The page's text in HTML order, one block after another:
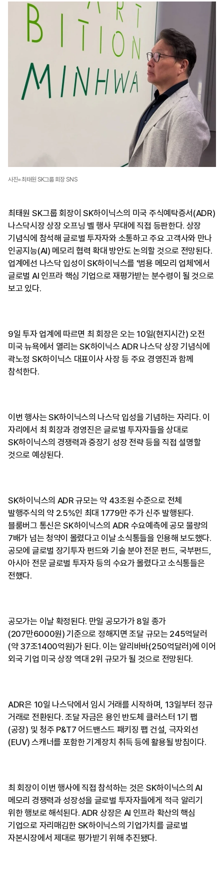
사진=최태원 SK그룹 회장 SNS
최태원 SK그룹 회장이 SK하이닉스의 미국 주식예탁증서(ADR)
나스닥시장 상장 오프닝 벨 행사 무대에 직접 등판한다. 상장
기념식에 참석해 글로벌 투자자와 소통하고 주요 고객사와 만나
인공지능(AI) 메모리 협력 확대 방안도 논의할 것으로 전망된다.
업계에선 나스닥 입성이 SK하이닉스를 '범용 메모리 업체'에서
글로벌 AI 인프라 핵심 기업으로 재평가받는 분수령이 될 것으로
보고 있다.
9일 투자 업계에 따르면 최 회장은 오는 10일(현지시간) 오전
미국 뉴욕에서 열리는 SK하이닉스 ADR 나스닥 상장 기념식에
곽노정 SK하이닉스 대표이사 사장 등 주요 경영진과 함께
참석한다.
이번 행사는 SK하이닉스의 나스닥 입성을 기념하는 자리다. 이
자리에서 최 회장과 경영진은 글로벌 투자자들을 상대로
SK하이닉스의 경쟁력과 중장기 성장 전략 등을 직접 설명할
것으로 예상된다.
SK하이닉스의 ADR 규모는 약 43조원 수준으로 전체
발행주식의 약 2.5%인 최대 1779만 주가 신주 발행된다.
블룸버그 통신은 SK하이닉스의 ADR 수요예측에 공모 물량의
7배가 넘는 청약이 몰렸다고 이날 소식통들을 인용해 보도했다.
공모에 글로벌 장기투자 펀드와 기술 분야 전문 펀드, 국부펀드,
아시아 전문 글로벌 투자자 등의 수요가 몰렸다고 소식통들은
전했다.
공모가는 이날 확정된다. 만일 공모가가 8일 종가
(207만6000원) 기준으로 정해지면 조달 규모는 245억달러
(약 37조1400억원)가 된다. 이는 알리바바(250억달러)에 이어
외국 기업 미국 상장 역대 2위 규모가 될 것으로 전망된다.
ADR은 10일 나스닥에서 임시 거래를 시작하며, 13일부터 정규
거래로 전환된다. 조달 자금은 용인 반도체 클러스터 1기 팹
(공장) 및 청주 P&T7 어드밴스드 패키징 팹 건설, 극자외선
(EUV) 스캐너를 포함한 기계장치 취득 등에 활용될 방침이다.
최 회장이 이번 행사에 직접 참석하는 것은 SK하이닉스의 AI
메모리 경쟁력과 성장성을 글로벌 투자자들에게 적극 알리기
위한 행보로 해석된다. ADR 상장은 AI 인프라 확산의 핵심
기업으로 자리매김한 SK하이닉스의 기업가치를 글로벌
자본시장에서 제대로 평가받기 위해 추진됐다.